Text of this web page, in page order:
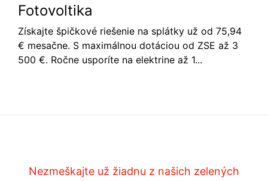
Fotovoltika
Získajte špičkové riešenie na splátky už od 75,94
€ mesačne. S maximálnou dotáciou od ZSE až 3
500 €. Ročne usporíte na elektrine až 1...
Nezmeškajte už žiadnu z našich zelených